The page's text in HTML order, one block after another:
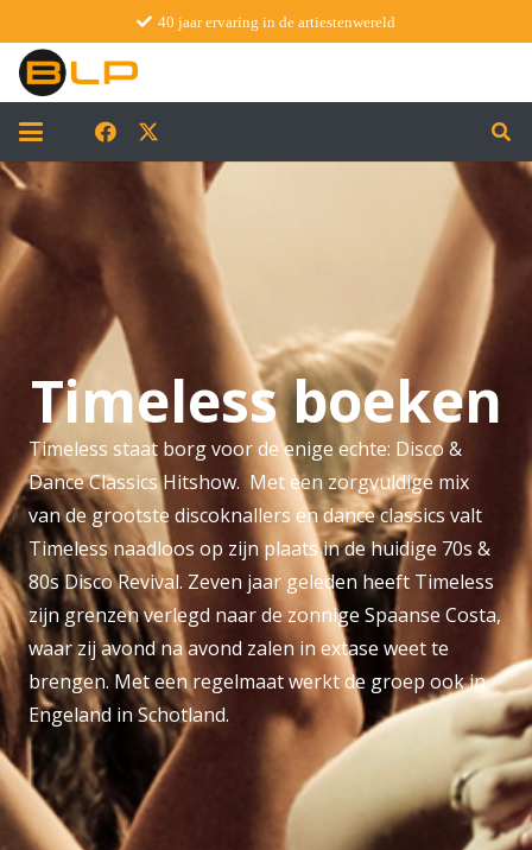
40 jaar ervaring in de artiestenwereld
Timeless boeken
Timeless staat borg voor de enige echte: Disco &
Dance Classics Hitshow. Met een zorgvuldige mix
van de grootste discoknallers en dance classics valt
Timeless naadloos op zijn plaats in de huidige 70s &
80s Disco Revival. Zeven jaar geleden heeft Timeless
zijn grenzen verlegd naar de zonnige Spaanse Costa,
waar zij avond na avond zalen in extase weet te
brengen. Met een regelmaat werkt de groep ook in
Engeland in Schotland.